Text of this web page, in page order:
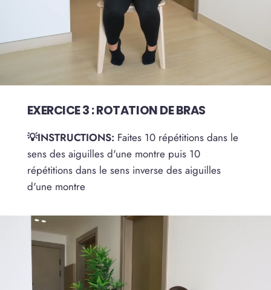
EXERCICE 3 : ROTATION DE BRAS
💡INSTRUCTIONS: Faites 10 répétitions dans le
sens des aiguilles d'une montre puis 10
répétitions dans le sens inverse des aiguilles
d'une montre